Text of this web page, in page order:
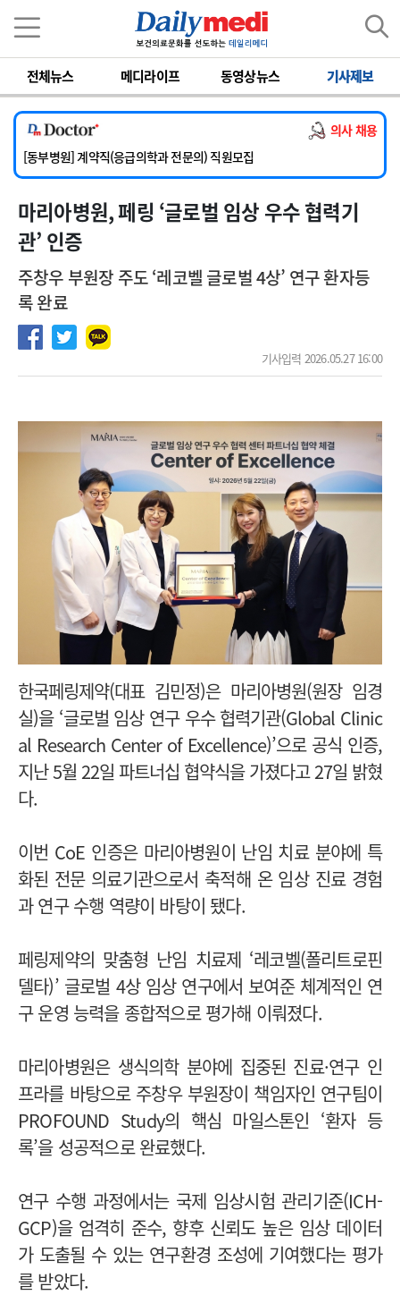
전체뉴스 메디라이프 동영상뉴스 기사제보
의사 채용
[서울아산병원] 2026년 하반기 인턴 모집
[영남대학교의료원] 마취통증의학과 임기제 임상의사 채용
[충남대학교병원] 소아청소년과(소아응급전담) 계약직 의사 공개채용
[동부병원] 계약직(응급의학과 전문의) 직원모집
[이대목동병원] 하반기 전공의(레지던트1년차) 모집
[서울아산병원] 2026년 하반기 인턴 모집
[영남대학교의료원] 마취통증의학과 임기제 임상의사 채용
마리아병원, 페링 ‘글로벌 임상 우수 협력기
관’ 인증
주창우 부원장 주도 ‘레코벨 글로벌 4상’ 연구 환자등
록 완료
기사입력 2026.05.27 16:00
한국페링제약(대표 김민정)은 마리아병원(원장 임경
실)을 ‘글로벌 임상 연구 우수 협력기관(Global Clinic
al Research Center of Excellence)’으로 공식 인증,
지난 5월 22일 파트너십 협약식을 가졌다고 27일 밝혔
다.
이번 CoE 인증은 마리아병원이 난임 치료 분야에 특
화된 전문 의료기관으로서 축적해 온 임상 진료 경험
과 연구 수행 역량이 바탕이 됐다.
페링제약의 맞춤형 난임 치료제 ‘레코벨(폴리트로핀
델타)’ 글로벌 4상 임상 연구에서 보여준 체계적인 연
구 운영 능력을 종합적으로 평가해 이뤄졌다.
마리아병원은 생식의학 분야에 집중된 진료·연구 인
프라를 바탕으로 주창우 부원장이 책임자인 연구팀이
PROFOUND Study의 핵심 마일스톤인 ‘환자 등
록’을 성공적으로 완료했다.
연구 수행 과정에서는 국제 임상시험 관리기준(ICH-
GCP)을 엄격히 준수, 향후 신뢰도 높은 임상 데이터
가 도출될 수 있는 연구환경 조성에 기여했다는 평가
를 받았다.